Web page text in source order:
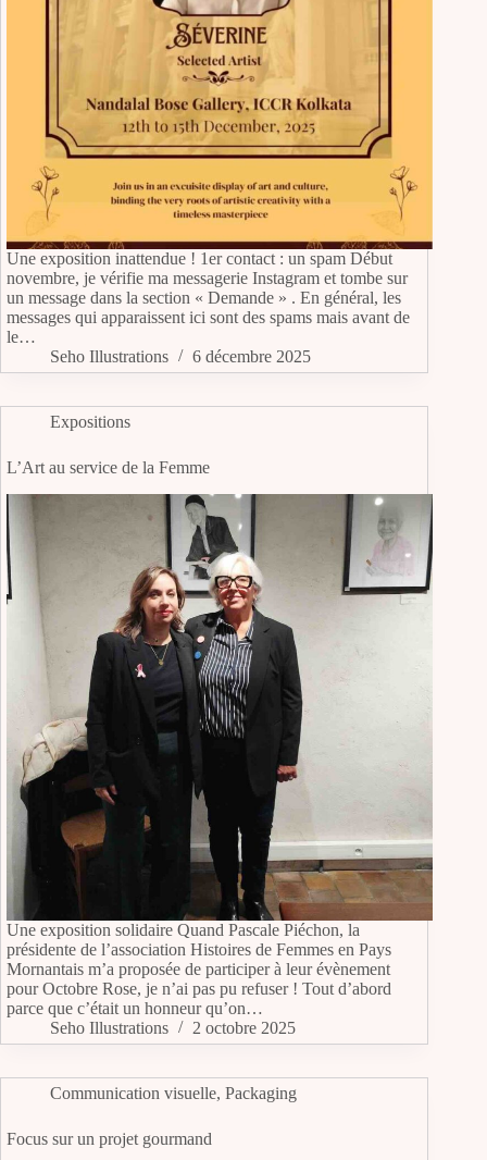
Une exposition inattendue ! 1er contact : un spam Début
novembre, je vérifie ma messagerie Instagram et tombe sur
un message dans la section « Demande » . En général, les
messages qui apparaissent ici sont des spams mais avant de
le…
Seho Illustrations
6 décembre 2025
Expositions
L’Art au service de la Femme
Une exposition solidaire Quand Pascale Piéchon, la
présidente de l’association Histoires de Femmes en Pays
Mornantais m’a proposée de participer à leur évènement
pour Octobre Rose, je n’ai pas pu refuser ! Tout d’abord
parce que c’était un honneur qu’on…
Seho Illustrations
2 octobre 2025
Communication visuelle, Packaging
Focus sur un projet gourmand